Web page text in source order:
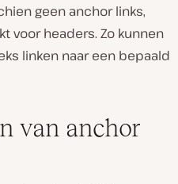
geen anchor links,
voor headers. Zo kunnen
linken naar een bepaald
van anchor